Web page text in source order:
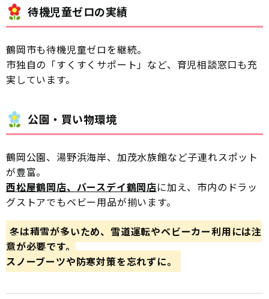
待機児童ゼロの実績
鶴岡市も待機児童ゼロを継続。
市独自の「すくすくサポート」など、育児相談窓口も充
実しています。
公園・買い物環境
鶴岡公園、湯野浜海岸、加茂水族館など子連れスポット
が豊富。
西松屋鶴岡店、バースデイ鶴岡店に加え、市内のドラッ
グストアでもベビー用品が揃います。
冬は積雪が多いため、雪道運転やベビーカー利用には注
意が必要です。
スノーブーツや防寒対策を忘れずに。